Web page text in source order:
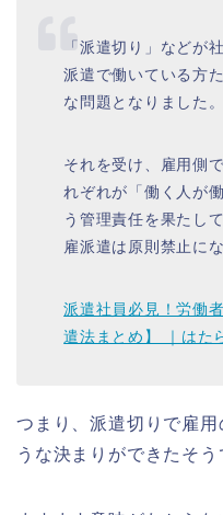
「派遣切り」などが
派遣で働いている方
な問題となりました。
それを受け、雇用側
れぞれが「働く人が
う管理責任を果たし
雇派遣は原則禁止に
派遣社員必見！労働
遣法まとめ】 ｜はた
つまり、派遣切りで雇
うな決まりができたそう